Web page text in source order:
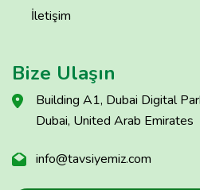
İletişim
Bize Ulaşın
Building A1, Dubai Digital
Dubai, United Arab Emirates
info@tavsiyemiz.com